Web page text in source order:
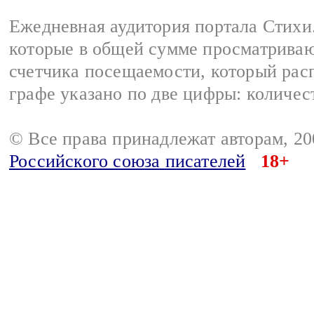
Ежедневная аудитория портала
которые в общей сумме
счетчика посещаемости, который
графе указано по две цифры:
© Все права принадлежат авторам,
Российского союза писателей
18+